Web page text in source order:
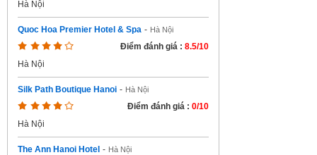
Hà Nội
Quoc Hoa Premier Hotel & Spa - Hà Nội
Điểm đánh giá : 8.5/10
Hà Nội
Silk Path Boutique Hanoi - Hà Nội
Điểm đánh giá : 0/10
Hà Nội
The Ann Hanoi Hotel - Hà Nội